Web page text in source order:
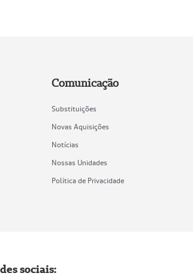
Comunicação
Substituições
Novas Aquisições
Notícias
Nossas Unidades
Política de Privacidade
sociais: